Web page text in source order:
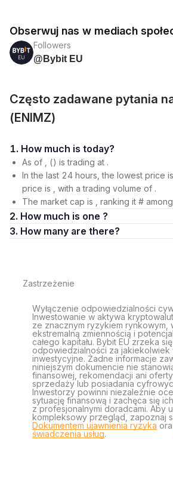
Obserwuj nas w mediach
Followers
@Bybit EU
Często zadawane pytania
(ENIMZ)
1. How much is today?
As of , () is trading at .
In the last 24 hours, the lowest price
price is , with a trading volume of .
The market cap is , ranking it #
2. How much is one ?
3. How many are there?
Zastrzeżenie
Wyłączenie odpowiedzialności
Inwestowanie w aktywa
ze znacznym ryzykiem rynkowym,
ekstremalną zmiennością i
całego kapitału. Bybit EU zrzeka
odpowiedzialności za jakiekolwiek
inwestycyjne. Żadne informacje
niniejszym dokumencie nie
finansowej, rekomendacji ani oferty
sprzedaży lub posiadania
Inwestorzy powinni niezależnie
sytuację finansową i zachęca się
z profesjonalnymi doradcami. Aby
kompleksowy przegląd, zapoznaj
Dokumentem ujawnienia ryzyka
świadczenia usług.